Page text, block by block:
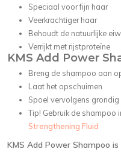
Speciaal voor fijn haar
Veerkrachtiger haar
Behoudt de natuurlijke
Verrijkt met rijstproteïne
KMS Add Power
Breng de shampoo aan
Laat het opschuimen
Spoel vervolgens grondig
Tip! Gebruik de shampoo
Strengthening Fluid
KMS Add Power Shampoo